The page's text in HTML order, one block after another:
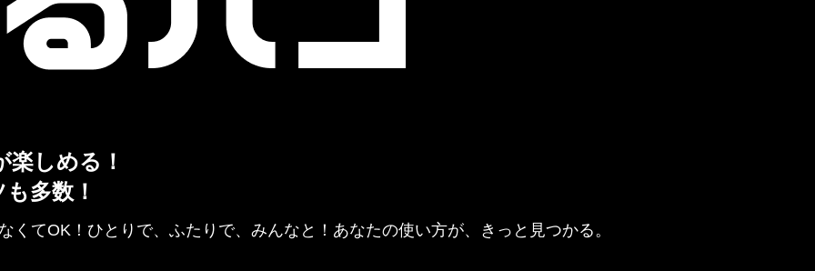
しめる！
多数！
てOK！ひとりで、ふたりで、みんなと！あなたの使い方が、きっと見つかる。